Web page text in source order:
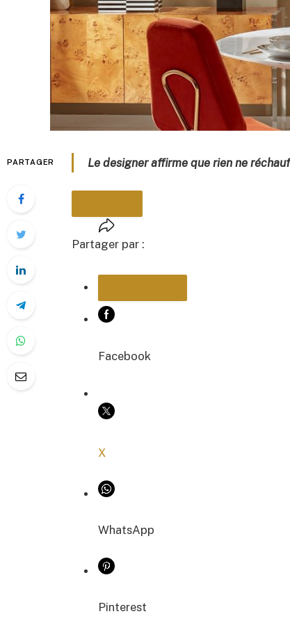
PARTAGER Le designer affirme que rien ne
Partager par :
COPIER LE LIEN
Facebook
X
WhatsApp
Pinterest